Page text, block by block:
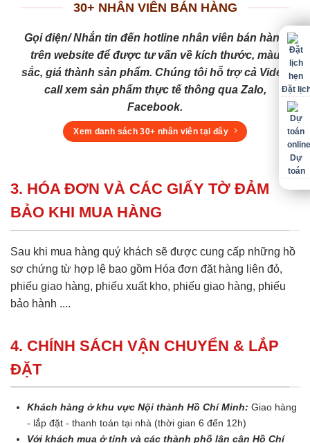
30+ NHÂN VIÊN BÁN HÀNG
Gọi điện/ Nhắn tin đến hotline nhân viên bán hàng
trên website để được tư vấn về kích thước, màu
sắc, giá thành sản phẩm. Chúng tôi hỗ trợ cả Video
call xem sản phẩm thực tế thông qua Zalo,
Facebook.
Xem danh sách 30+ nhân viên tại đây
3. HÓA ĐƠN VÀ CÁC GIẤY TỜ ĐẢM
BẢO KHI MUA HÀNG
Sau khi mua hàng quý khách sẽ được cung cấp những hồ
sơ chứng từ hợp lệ bao gồm Hóa đơn đặt hàng liên đỏ,
phiếu giao hàng, phiếu xuất kho, phiếu giao hàng, phiếu
bảo hành ....
4. CHÍNH SÁCH VẬN CHUYỂN & LẮP
ĐẶT
Khách hàng ở khu vực Nội thành Hồ Chí Minh: Giao hàng
- lắp đặt - thanh toán tại nhà (thời gian 6 đến 12h)
Với khách mua ở tỉnh và các thành phố lân cận Hồ Chí
Đặt
Dự
toán